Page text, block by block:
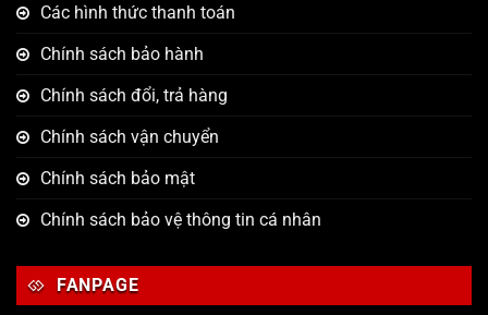
Các hình thức thanh toán
Chính sách bảo hành
Chính sách đổi, trả hàng
Chính sách vận chuyển
Chính sách bảo mật
Chính sách bảo vệ thông tin cá nhân
FANPAGE